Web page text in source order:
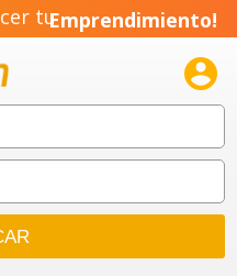
tuEmprendimiento!
